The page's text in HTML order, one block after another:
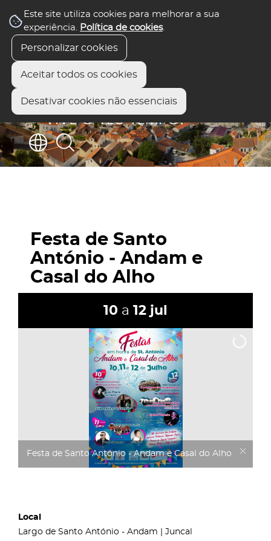
Este site utiliza cookies para melhorar a sua
experiência. Política de cookies.
Personalizar cookies
Aceitar todos os cookies
Desativar cookies não essenciais
Festa de Santo
António - Andam e
Casal do Alho
10 a 12 jul
Festa de Santo António - Andam e Casal do Alho
Local
Largo de Santo António - Andam | Juncal